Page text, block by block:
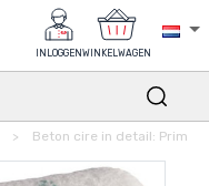
INLOGGENWINKELWAGEN
Beton cire in detail: